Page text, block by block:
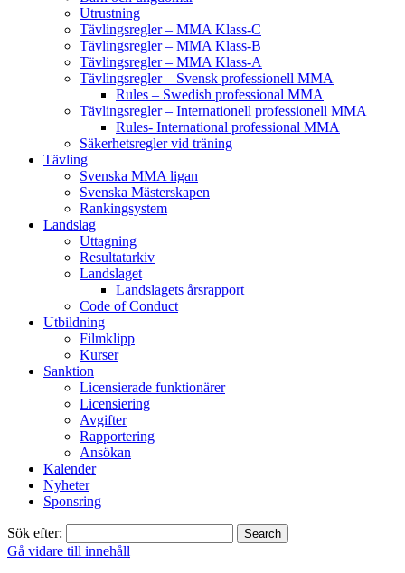
Utrustning
Tävlingsregler – MMA Klass-C
Tävlingsregler – MMA Klass-B
Tävlingsregler – MMA Klass-A
Tävlingsregler – Svensk professionell MMA
Rules – Swedish professional MMA
Tävlingsregler – Internationell professionell MMA
Rules- International professional MMA
Säkerhetsregler vid träning
Tävling
Svenska MMA ligan
Svenska Mästerskapen
Rankingsystem
Landslag
Uttagning
Resultatarkiv
Landslaget
Landslagets årsrapport
Code of Conduct
Utbildning
Filmklipp
Kurser
Sanktion
Licensierade funktionärer
Licensiering
Avgifter
Rapportering
Ansökan
Kalender
Nyheter
Sponsring
Sök efter:
Gå vidare till innehåll